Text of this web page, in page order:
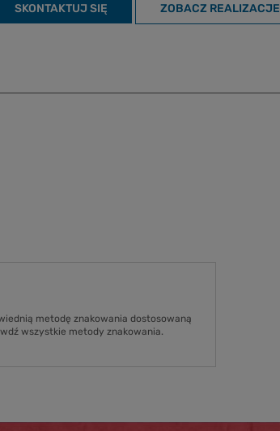
SKONTAKTUJ SIĘ ZOBACZ REALIZACJE
metodę znakowania dostosowaną
wszystkie metody znakowania.